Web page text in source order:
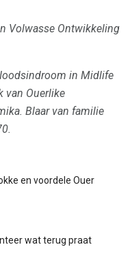
Volwasse Ontwikkeling
in Midlife
van Ouerlike
Blaar van familie
en voordele Ouer
wat terug praat